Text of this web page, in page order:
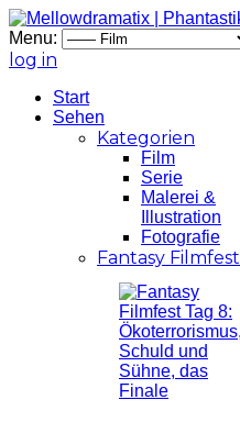
Menu:
log in
Start
Sehen
Kategorien
Film
Serie
Malerei &
Illustration
Fotografie
Fantasy Filmfest